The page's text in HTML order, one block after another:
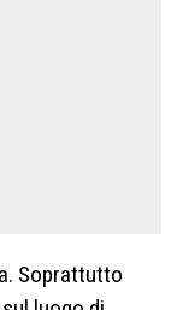
Soprattutto